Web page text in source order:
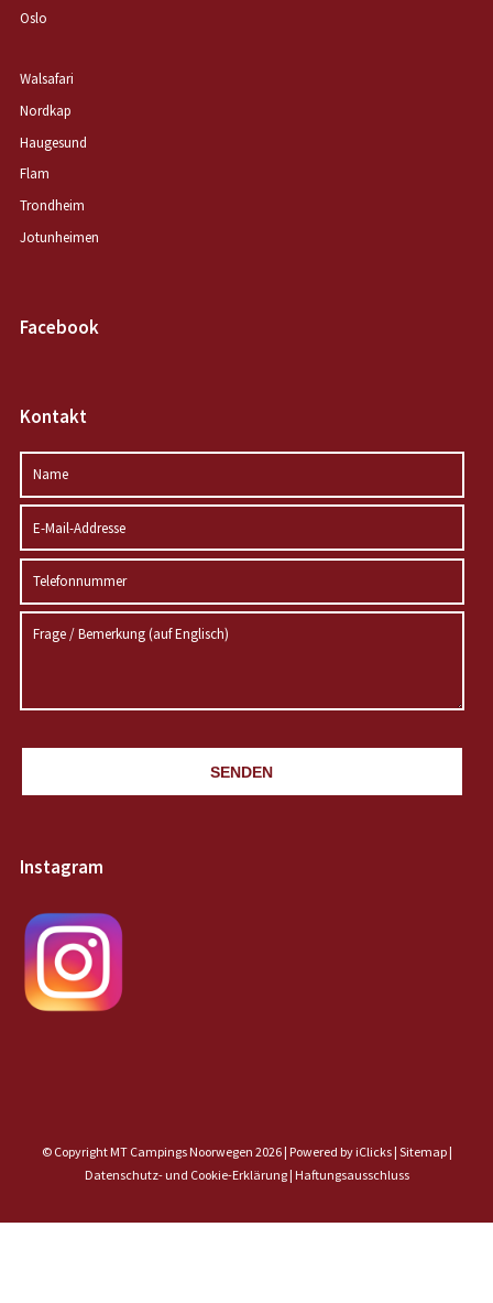
Oslo
Walsafari
Nordkap
Haugesund
Flam
Trondheim
Jotunheimen
Facebook
Kontakt
SENDEN
Instagram
© Copyright MT Campings Noorwegen 2026 | Powered by iClicks| Sitemap|
Datenschutz- und Cookie-Erklärung | Haftungsausschluss